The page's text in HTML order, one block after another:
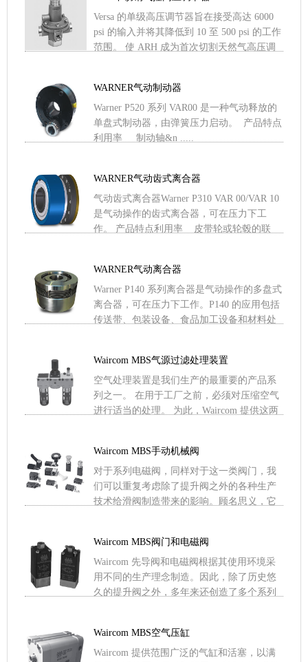
Versa 的单级高压调节器旨在接受高达 6000
psi 的输入并将其降低到 10 至 500 psi 的工作
范围。 使 ARH 成为首次切割天然气高压调
WARNER气动制动器
Warner P520 系列 VAR00 是一种气动释放的
单盘式制动器，由弹簧压力启动。 产品特点
利用率 制动轴&n .....
WARNER气动齿式离合器
气动齿式离合器Warner P310 VAR 00/VAR 10
是气动操作的齿式离合器，可在压力下工
作。 产品特点利用率 皮带轮或轮毂的联
WARNER气动离合器
Warner P140 系列离合器是气动操作的多盘式
离合器，可在压力下工作。P140 的应用包括
传送带、包装设备、食品加工设备和材料处
Waircom MBS气源过滤处理装置
空气处理装置是我们生产的最重要的产品系
列之一。 在用于工厂之前，必须对压缩空气
进行适当的处理。 为此，Waircom 提供这两
Waircom MBS手动机械阀
对于系列电磁阀，同样对于这一类阀门，我
们可以重复考虑除了提升阀之外的各种生产
技术给滑阀制造带来的影响。顾名思义，它
Waircom MBS阀门和电磁阀
Waircom 先导阀和电磁阀根据其使用环境采
用不同的生产理念制造。因此，除了历史悠
久的提升阀之外，多年来还创造了多个系列
Waircom MBS空气压缸
Waircom 提供范围广泛的气缸和活塞，以满